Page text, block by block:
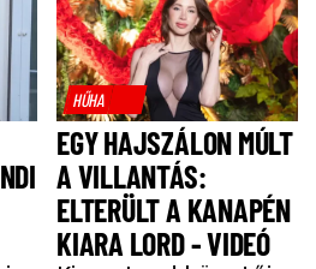
HŰHA
EGY HAJSZÁLON MÚLT
A VILLANTÁS:
ELTERÜLT A KANAPÉN
KIARA LORD - VIDEÓ